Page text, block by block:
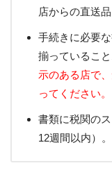
店からの直送
手続きに必要
揃っていること
示のある店で
ってください。
書類に税関の
12週間以内）。